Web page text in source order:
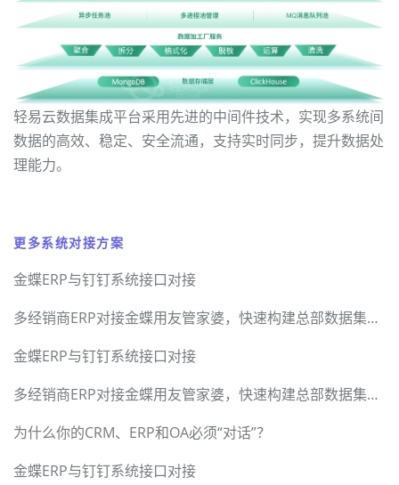
轻易云数据集成平台采用先进的中间件技术，实现多系统间
数据的高效、稳定、安全流通，支持实时同步，提升数据处
理能力。
更多系统对接方案
金蝶ERP与钉钉系统接口对接
多经销商ERP对接金蝶用友管家婆，快速构建总部数据集成中台
金蝶ERP与钉钉系统接口对接
多经销商ERP对接金蝶用友管家婆，快速构建总部数据集成中台
为什么你的CRM、ERP和OA必须“对话”？
金蝶ERP与钉钉系统接口对接